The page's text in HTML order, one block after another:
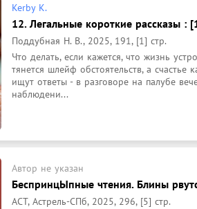
Kerby K.
12. Легальные короткие рассказы :
Поддубная Н. В., 2025, 191, [1] стр.
Что делать, если кажется, что жизнь
тянется шлейф обстоятельств, а счастье
ищут ответы - в разговоре на палубе
наблюдени...
Автор не указан
БеспринцЫпные чтения. Блины
АСТ, Астрель-СПб, 2025, 296, [5] стр.